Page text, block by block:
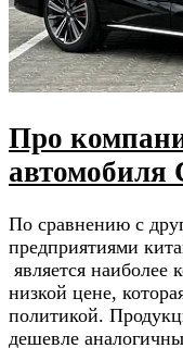
Про
автомобиля
По сравнению с
предприятиями
является наиболее
низкой цене,
политикой.
дешевле